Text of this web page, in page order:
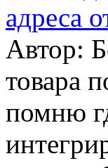
адреса
Автор:
товара
помню